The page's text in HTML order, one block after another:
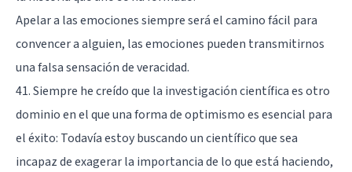
Apelar a las emociones siempre será el camino fácil para
convencer a alguien, las emociones pueden transmitirnos
una falsa sensación de veracidad.
41. Siempre he creído que la investigación científica es otro
dominio en el que una forma de optimismo es esencial para
el éxito: Todavía estoy buscando un científico que sea
incapaz de exagerar la importancia de lo que está haciendo,